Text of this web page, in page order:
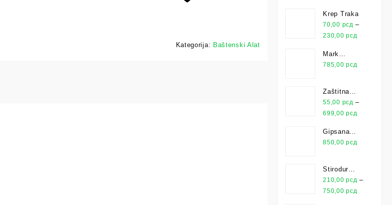
Kategorija: Baštenski Alat
Krep Traka
70,00 рсд –
230,00рсд
Mark
Univerzalno
785,00рсд
Zaštitna
Folija
55,00 рсд –
699,00рсд
Gipsana
Ploča
850,00рсд
Stirodur
XPS
210,00рсд –
750,00рсд